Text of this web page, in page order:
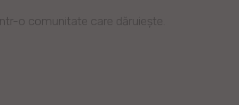
o comunitate care dăruiește.